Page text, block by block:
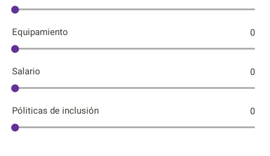
Equipamiento 0
Salario 0
Póliticas de inclusión 0